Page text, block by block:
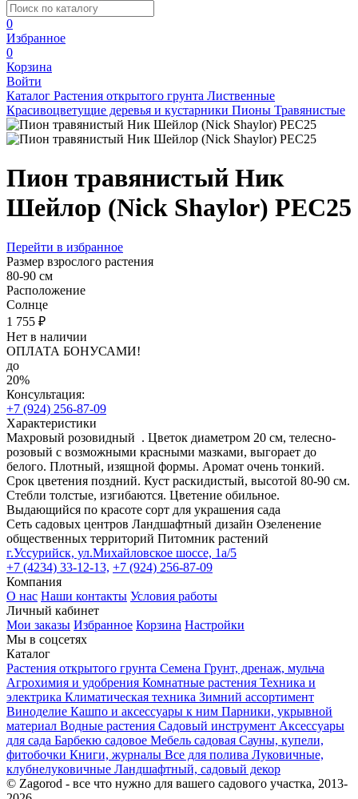
0
Избранное
0
Корзина
Войти
Каталог Растения открытого грунта Лиственные
Красивоцветущие деревья и кустарники Пионы Травянистые
Пион травянистый Ник
Шейлор (Nick Shaylor) РЕС25
Перейти в избранное
Размер взрослого растения
80-90 см
Расположение
Солнце
1 755 ₽
Нет в наличии
ОПЛАТА БОНУСАМИ!
до
20%
Консультация:
+7 (924) 256-87-09
Характеристики
Махровый розовидный . Цветок диаметром 20 см, телесно-
розовый с возможными красными мазками, выгорает до
белого. Плотный, изящной формы. Аромат очень тонкий.
Срок цветения поздний. Куст раскидистый, высотой 80-90 см.
Стебли толстые, изгибаются. Цветение обильное.
Выдающийся по красоте сорт для украшения сада
Сеть садовых центров Ландшафтный дизайн Озеленение
общественных территорий Питомник растений
г.Уссурийск, ул.Михайловское шоссе, 1а/5
+7 (4234) 33-12-13, +7 (924) 256-87-09
Компания
О нас Наши контакты Условия работы
Личный кабинет
Мои заказы Избранное Корзина Настройки
Мы в соцсетях
Каталог
Растения открытого грунта Семена Грунт, дренаж, мульча
Агрохимия и удобрения Комнатные растения Техника и
электрика Климатическая техника Зимний ассортимент
Виноделие Кашпо и аксессуары к ним Парники, укрывной
материал Водные растения Садовый инструмент Аксессуары
для сада Барбекю садовое Мебель садовая Сауны, купели,
фитобочки Книги, журналы Все для полива Луковичные,
клубнелуковичные Ландшафтный, садовый декор
© Zagorod - все что нужно для вашего садового участка, 2013-